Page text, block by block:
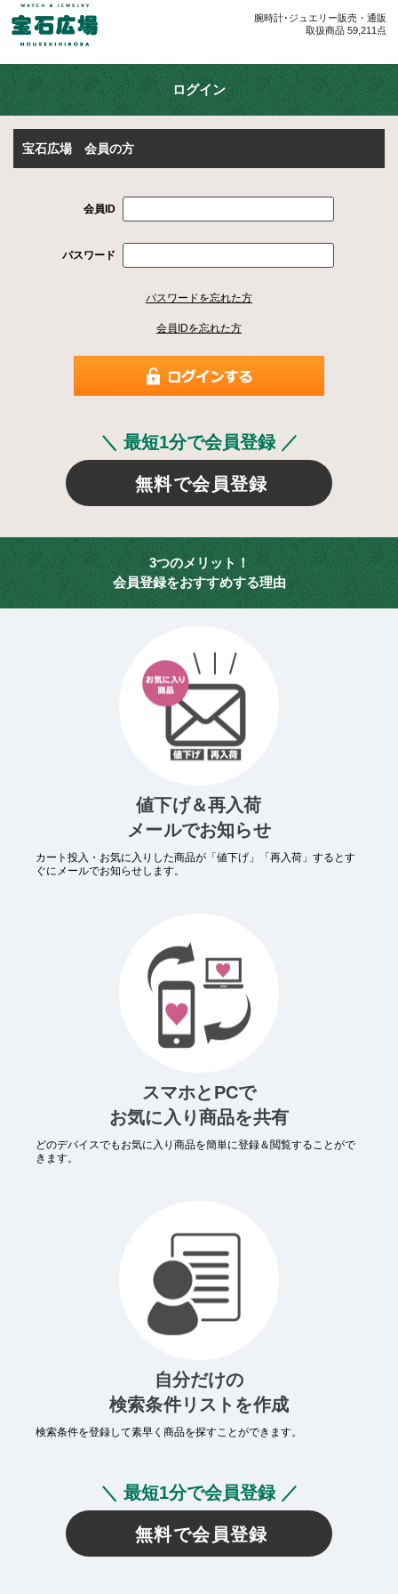
腕時計･ジュエリー販売・通販
取扱商品 59,211点
ログイン
宝石広場 会員の方
会員ID
パスワード
パスワードを忘れた方
会員IDを忘れた方
＼ 最短1分で会員登録 ／
無料で会員登録
3つのメリット！
会員登録をおすすめする理由
値下げ＆再入荷
メールでお知らせ
カート投入・お気に入りした商品が「値下げ」「再入荷」するとす
ぐにメールでお知らせします。
スマホとPCで
お気に入り商品を共有
どのデバイスでもお気に入り商品を簡単に登録＆閲覧することがで
きます。
自分だけの
検索条件リストを作成
検索条件を登録して素早く商品を探すことができます。
＼ 最短1分で会員登録 ／
無料で会員登録